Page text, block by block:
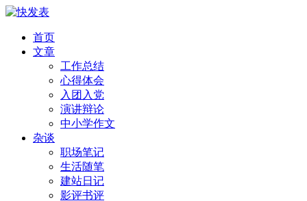
首页
文章
工作总结
心得体会
入团入党
演讲辩论
中小学作文
杂谈
职场笔记
生活随笔
建站日记
影评书评